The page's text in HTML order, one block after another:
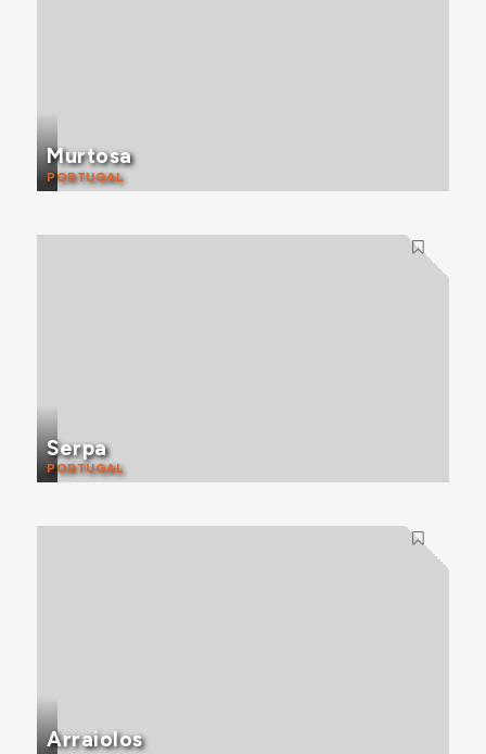
Murtosa
PORTUGAL
Serpa
PORTUGAL
Arraiolos